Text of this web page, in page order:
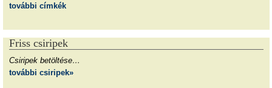
további címkék
Friss csiripek
Csiripek betöltése…
további csiripek»